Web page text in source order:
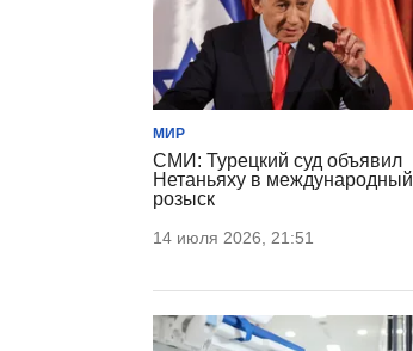
МИР
СМИ: Турецкий суд объявил
Нетаньяху в международный
розыск
14 июля 2026, 21:51